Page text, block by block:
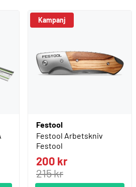
Kampanj
Festool
Festool Arbetskniv
Festool
200 kr
215 kr